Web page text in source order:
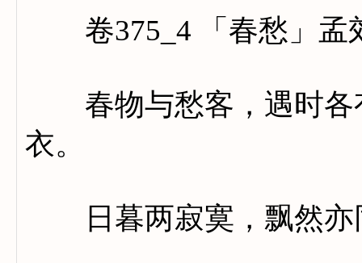
卷375_4 「春愁」孟
春物与愁客，遇时各
衣。
日暮两寂寞，飘然亦